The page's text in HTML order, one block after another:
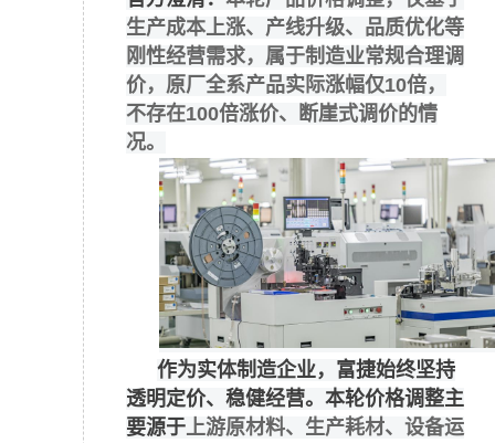
生产成本上涨、产线升级、品质优化等
刚性经营需求，属于制造业常规合理调
价，原厂全系产品实际涨幅仅10倍，
不存在100倍涨价、断崖式调价的情
况。
作为实体制造企业，富捷始终坚持
透明定价、稳健经营。本轮价格调整主
要源于上游原材料、生产耗材、设备运